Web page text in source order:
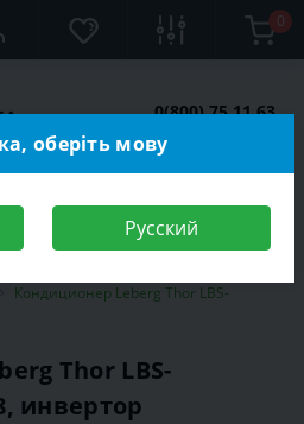
0
0(800) 75 11 63
Кондиционер Leberg Thor LBS-
Thor LBS-
инвертор
оберіть мову
Русский